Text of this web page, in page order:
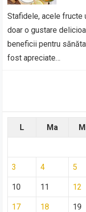
Stafidele, acele fructe
doar o gustare
beneficii pentru
fost apreciate…
L Ma
3 4 5
10 11 12
17 18 19